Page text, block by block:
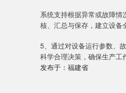
系统支持根据异常或故障
核、汇总与保存，建立设备
5、通过对设备运行参数、
科学合理决策，确保生产工
发布于：福建省